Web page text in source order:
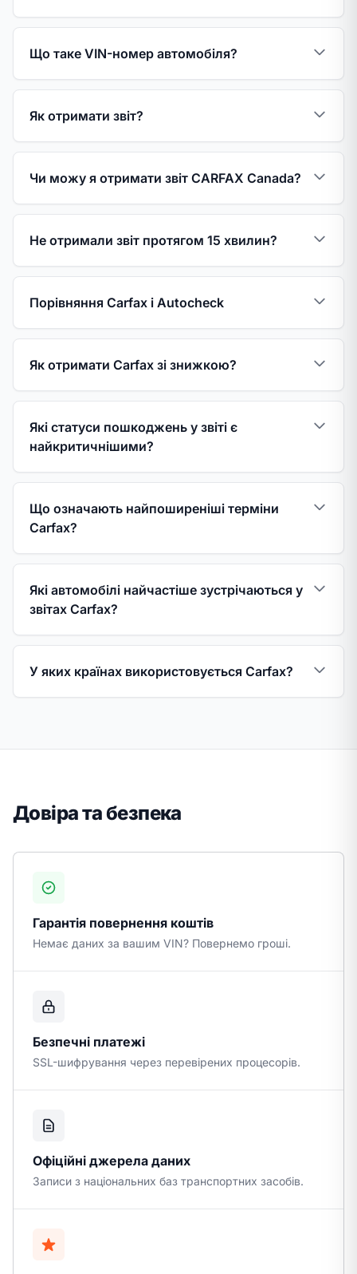
Що таке VIN-номер автомобіля?
Як отримати звіт?
Чи можу я отримати звіт CARFAX Canada?
Не отримали звіт протягом 15 хвилин?
Порівняння Carfax і Autocheck
Як отримати Carfax зі знижкою?
Які статуси пошкоджень у звіті є
найкритичнішими?
Що означають найпоширеніші терміни
Carfax?
Які автомобілі найчастіше зустрічаються у
звітах Carfax?
У яких країнах використовується Carfax?
Довіра та безпека
Гарантія повернення коштів
Немає даних за вашим VIN? Повернемо гроші.
Безпечні платежі
SSL-шифрування через перевірених процесорів.
Офіційні джерела даних
Записи з національних баз транспортних засобів.